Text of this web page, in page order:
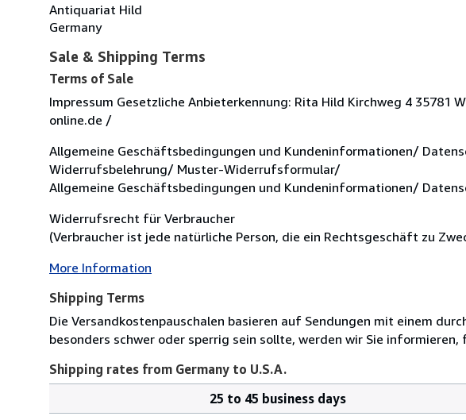
Antiquariat Hild
Germany
Sale & Shipping Terms
Terms of Sale
Impressum Gesetzliche Anbieterkennung: Rita Hild Kirchweg 4
online.de /
Allgemeine Geschäftsbedingungen und Kundeninformationen/
Widerrufsbelehrung/ Muster-Widerrufsformular/
Allgemeine Geschäftsbedingungen und Kundeninformationen/
Widerrufsrecht für Verbraucher
(Verbraucher ist jede natürliche Person, die ein Rechtsgeschäft zu
More Information
Shipping Terms
Die Versandkostenpauschalen basieren auf Sendungen mit einem
besonders schwer oder sperrig sein sollte, werden wir Sie
Shipping rates from Germany to U.S.A.
25 to 45 business days